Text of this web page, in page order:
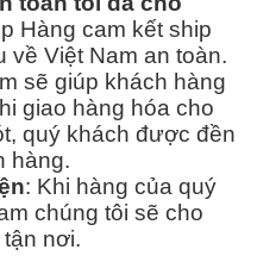
Hàng cam kết ship
về Việt Nam an toàn.
sẽ giúp khách hàng
giao hàng hóa cho
quý khách được đền
hàng.
: Khi hàng của quý
chúng tôi sẽ cho
nơi.